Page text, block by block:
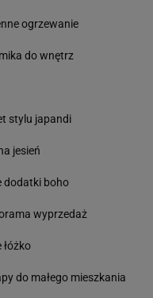
ogrzewanie
do wnętrz
stylu japandi
jesień
dodatki boho
wyprzedaż
łóżko
do małego mieszkania